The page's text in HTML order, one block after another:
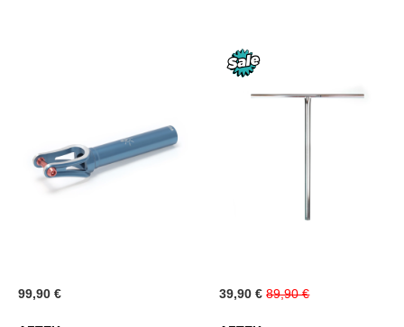
99,90 €
Special
Price
39,90 € 89,90 €